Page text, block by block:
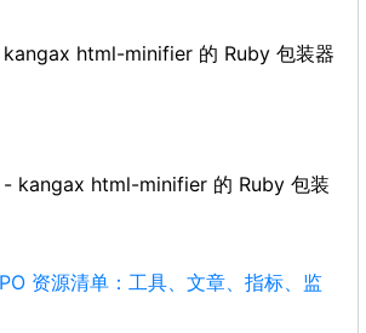
html-minifier 的 Ruby 包装器
kangax html-minifier 的 Ruby 包装
资源清单：工具、文章、指标、监